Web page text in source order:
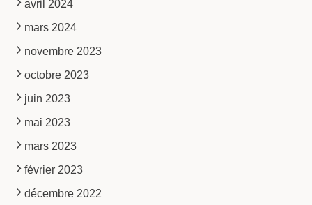
avril 2024
mars 2024
novembre 2023
octobre 2023
juin 2023
mai 2023
mars 2023
février 2023
décembre 2022